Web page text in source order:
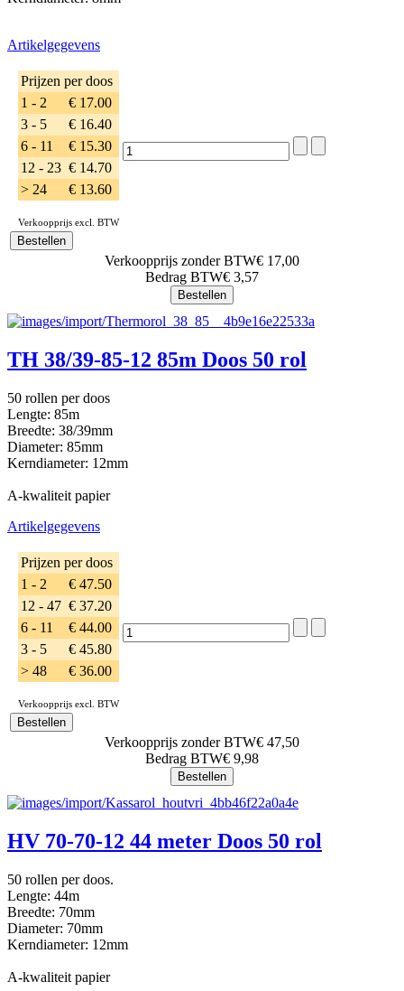
Artikelgegevens
Prijzen per doos
1 - 2
€ 17.00
3 - 5
€ 16.40
6 - 11
€ 15.30
12 - 23 € 14.70
> 24
€ 13.60
Verkoopprijs excl. BTW
Verkoopprijs zonder BTW€ 17,00
Bedrag BTW€ 3,57
TH 38/39-85-12 85m Doos 50 rol
50 rollen per doos
Lengte: 85m
Breedte: 38/39mm
Diameter: 85mm
Kerndiameter: 12mm
A-kwaliteit papier
Artikelgegevens
Prijzen per doos
1 - 2
€ 47.50
12 - 47 € 37.20
6 - 11
€ 44.00
3 - 5
€ 45.80
> 48
€ 36.00
Verkoopprijs excl. BTW
Verkoopprijs zonder BTW€ 47,50
Bedrag BTW€ 9,98
HV 70-70-12 44 meter Doos 50 rol
50 rollen per doos.
Lengte: 44m
Breedte: 70mm
Diameter: 70mm
Kerndiameter: 12mm
A-kwaliteit papier